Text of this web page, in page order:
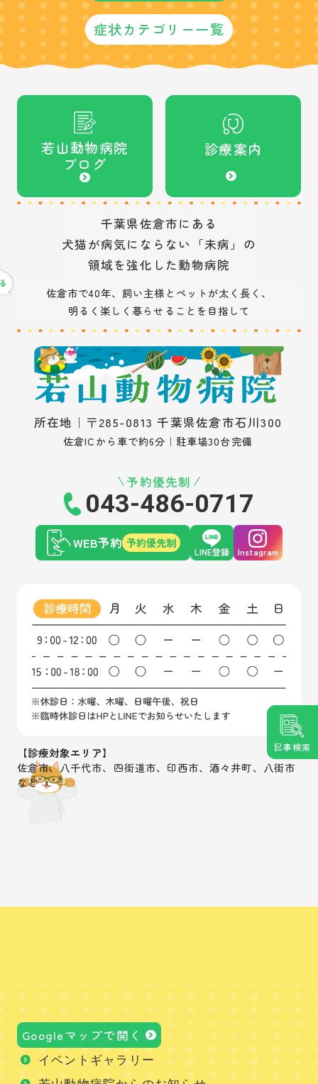
記事検索
症状カテゴリー一覧
若山動物病院
ブログ
診療案内
千葉県佐倉市にある
犬猫が病気にならない「未病」の
領域を強化した動物病院
佐倉市で40年、飼い主様とペットが太く長く、
明るく楽しく暮らせることを目指して
所在地｜〒285-0813 千葉県佐倉市石川300
佐倉ICから車で約6分｜駐車場30台完備
予約優先制
043-486-0717
WEB予約 予約優先制
LINE登録 Instagram
【診療対象エリア】
佐倉市、八千代市、四街道市、印西市、酒々井町、八街市
など
Googleマップで開く
イベントギャラリー